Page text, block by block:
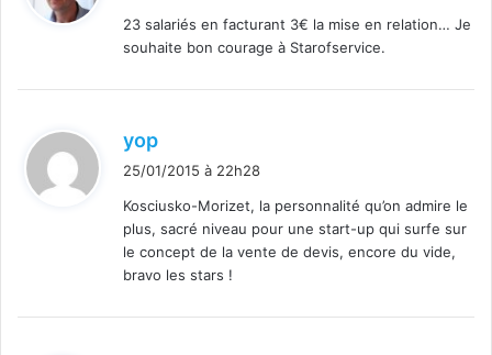
:
23 salariés en facturant 3€ la mise en relation… Je
souhaite bon courage à Starofservice.
yop
i
:
25/01/2015 à 22h28
Kosciusko-Morizet, la personnalité qu’on admire le
plus, sacré niveau pour une start-up qui surfe sur
le concept de la vente de devis, encore du vide,
bravo les stars !